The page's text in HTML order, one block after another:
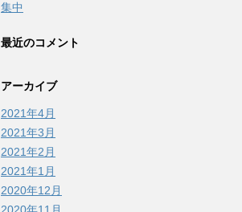
集中
最近のコメント
アーカイブ
2021年4月
2021年3月
2021年2月
2021年1月
2020年12月